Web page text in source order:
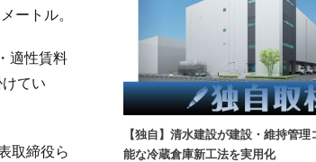
ートル。
適性賃料
てい
取締役ら
【独自】清水建設が建設・維持管
能な冷蔵倉庫新工法を実用化